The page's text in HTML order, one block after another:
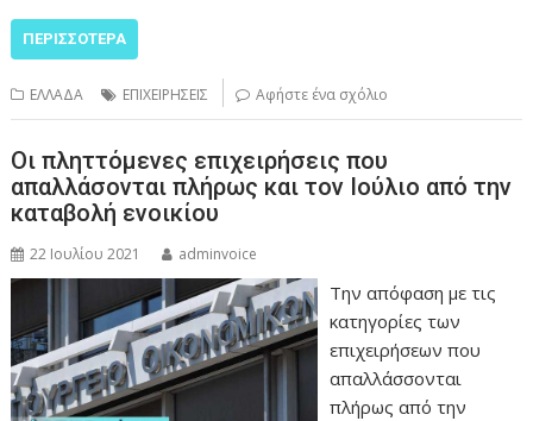
ΠΕΡΙΣΣΌΤΕΡΑ
ΕΛΛΑΔΑ ΕΠΙΧΕΙΡΗΣΕΙΣ Αφήστε ένα σχόλιο
Οι πληττόμενες επιχειρήσεις που
απαλλάσονται πλήρως και τον Ιούλιο από την
καταβολή ενοικίου
22 Ιουλίου 2021 adminvoice
Την απόφαση με τις
κατηγορίες των
επιχειρήσεων που
απαλλάσσονται
πλήρως από την